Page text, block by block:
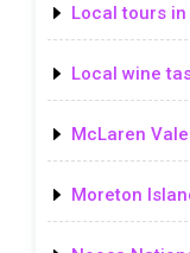
Local tours in
Local wine
McLaren Vale
Moreton